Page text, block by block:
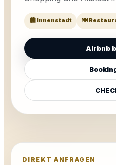
🏙️ Innenstadt 🍽️
Airbnb
DIREKT ANFRAGEN